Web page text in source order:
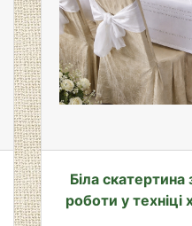
Біла
роботи у техніці